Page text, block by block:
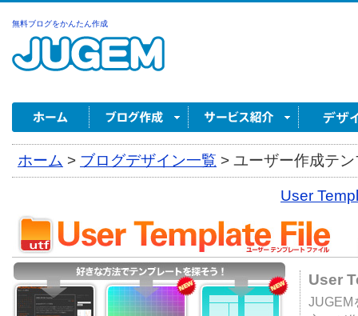
無料ブログをかんたん作成
ホーム > ブログデザイン一覧 > ユーザー作成テ
User
User
JUGEM